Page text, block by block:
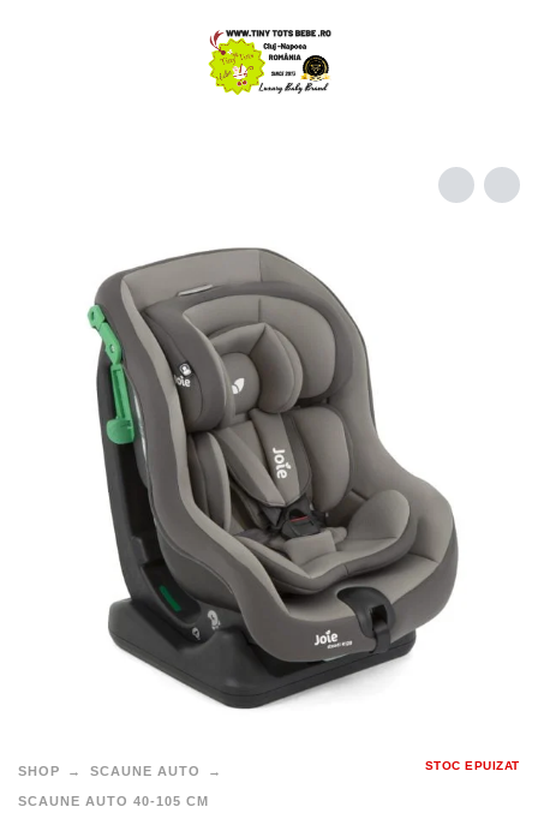
SHOP SCAUNE AUTO
SCAUNE AUTO 40-105 CM
STOC EPUIZAT